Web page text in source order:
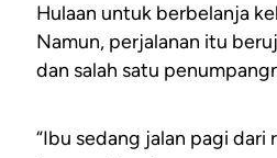
Hulaan untuk berbelanja
Namun, perjalanan itu
dan salah satu
“Ibu sedang jalan pagi